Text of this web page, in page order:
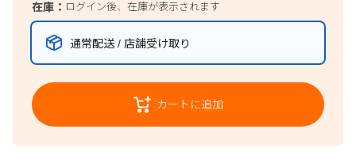
在庫： ログイン後、在庫が表示されます
通常配送 / 店舗受け取り
カートに追加